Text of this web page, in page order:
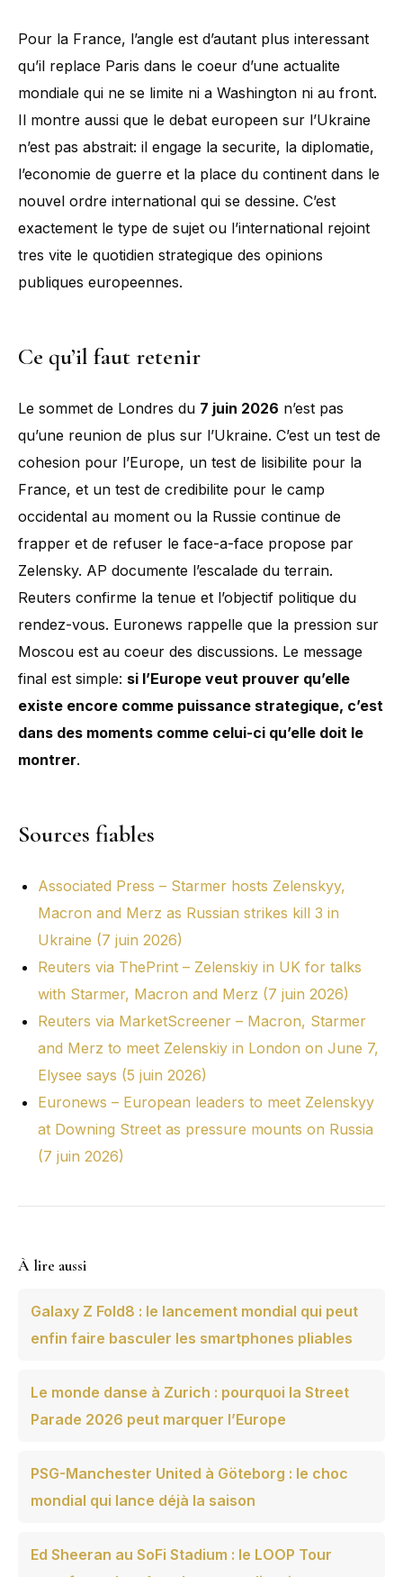
Pour la France, l’angle est d’autant plus interessant
qu’il replace Paris dans le coeur d’une actualite
mondiale qui ne se limite ni a Washington ni au front.
Il montre aussi que le debat europeen sur l’Ukraine
n’est pas abstrait: il engage la securite, la diplomatie,
l’economie de guerre et la place du continent dans le
nouvel ordre international qui se dessine. C’est
exactement le type de sujet ou l’international rejoint
tres vite le quotidien strategique des opinions
publiques europeennes.
Ce qu’il faut retenir
Le sommet de Londres du 7 juin 2026 n’est pas
qu’une reunion de plus sur l’Ukraine. C’est un test de
cohesion pour l’Europe, un test de lisibilite pour la
France, et un test de credibilite pour le camp
occidental au moment ou la Russie continue de
frapper et de refuser le face-a-face propose par
Zelensky. AP documente l’escalade du terrain.
Reuters confirme la tenue et l’objectif politique du
rendez-vous. Euronews rappelle que la pression sur
Moscou est au coeur des discussions. Le message
final est simple: si l’Europe veut prouver qu’elle
existe encore comme puissance strategique, c’est
dans des moments comme celui-ci qu’elle doit le
montrer.
Sources fiables
Associated Press – Starmer hosts Zelenskyy,
Macron and Merz as Russian strikes kill 3 in
Ukraine (7 juin 2026)
Reuters via ThePrint – Zelenskiy in UK for talks
with Starmer, Macron and Merz (7 juin 2026)
Reuters via MarketScreener – Macron, Starmer
and Merz to meet Zelenskiy in London on June 7,
Elysee says (5 juin 2026)
Euronews – European leaders to meet Zelenskyy
at Downing Street as pressure mounts on Russia
(7 juin 2026)
À lire aussi
Galaxy Z Fold8 : le lancement mondial qui peut
enfin faire basculer les smartphones pliables
Le monde danse à Zurich : pourquoi la Street
Parade 2026 peut marquer l’Europe
PSG-Manchester United à Göteborg : le choc
mondial qui lance déjà la saison
Ed Sheeran au SoFi Stadium : le LOOP Tour